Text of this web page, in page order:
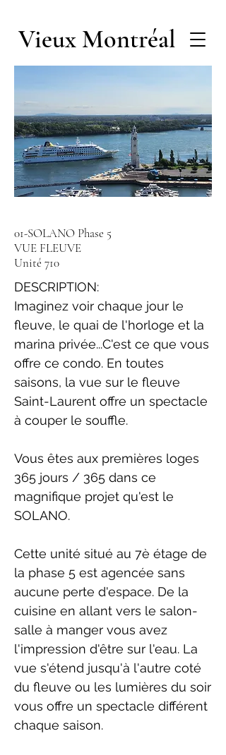
Vieux Montréal
01-SOLANO Phase 5
VUE FLEUVE
Unité 710
DESCRIPTION:
Imaginez voir chaque jour le
fleuve, le quai de l'horloge et la
marina privée...C'est ce que vous
offre ce condo. En toutes
saisons, la vue sur le fleuve
Saint-Laurent offre un spectacle
à couper le souffle.
Vous êtes aux premières loges
365 jours / 365 dans ce
magnifique projet qu'est le
SOLANO.
Cette unité situé au 7è étage de
la phase 5 est agencée sans
aucune perte d'espace. De la
cuisine en allant vers le salon-
salle à manger vous avez
l'impression d'être sur l'eau. La
vue s'étend jusqu'à l'autre coté
du fleuve ou les lumières du soir
vous offre un spectacle différent
chaque saison.